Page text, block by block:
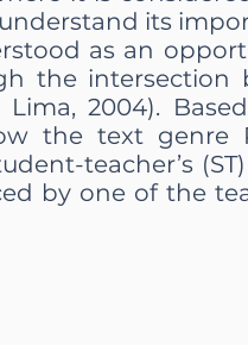
its
as an
the intersection
2004).
the text genre
teacher’s
by one of the